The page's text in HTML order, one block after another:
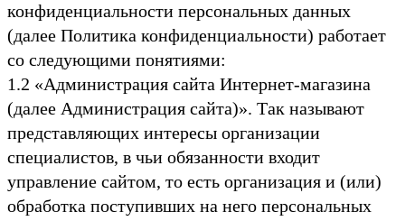
конфиденциальности персональных данных
(далее Политика конфиденциальности) работает
со следующими понятиями:
1.2 «Администрация сайта Интернет-магазина
(далее Администрация сайта)». Так называют
представляющих интересы организации
специалистов, в чьи обязанности входит
управление сайтом, то есть организация и (или)
обработка поступивших на него персональных